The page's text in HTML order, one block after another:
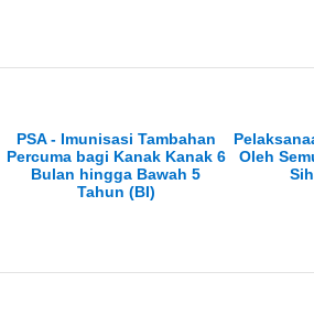
PSA - Imunisasi Tambahan
Percuma bagi Kanak Kanak 6
Bulan hingga Bawah 5
Tahun (BI)
Oleh